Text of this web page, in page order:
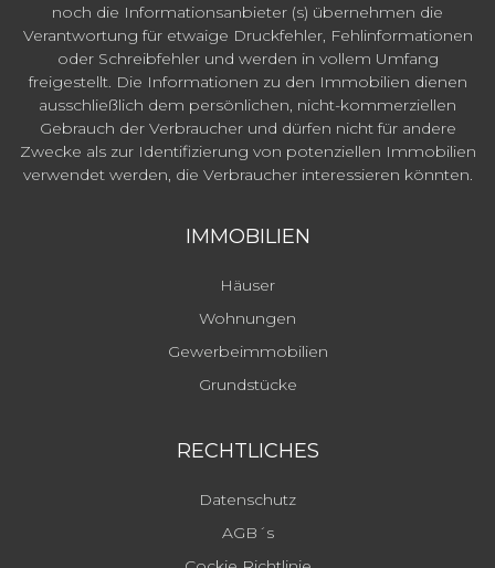
noch die Informationsanbieter (s) übernehmen die
Verantwortung für etwaige Druckfehler, Fehlinformationen
oder Schreibfehler und werden in vollem Umfang
freigestellt. Die Informationen zu den Immobilien dienen
ausschließlich dem persönlichen, nicht-kommerziellen
Gebrauch der Verbraucher und dürfen nicht für andere
Zwecke als zur Identifizierung von potenziellen Immobilien
verwendet werden, die Verbraucher interessieren könnten.
IMMOBILIEN
Häuser
Wohnungen
Gewerbeimmobilien
Grundstücke
RECHTLICHES
Datenschutz
AGB´s